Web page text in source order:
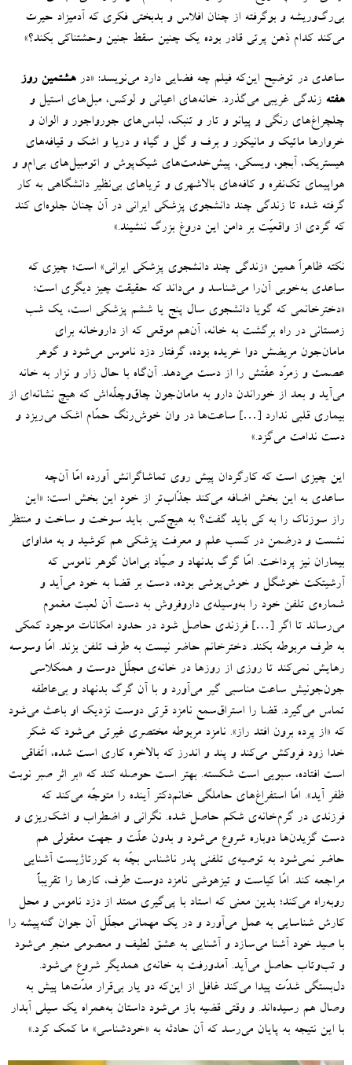
بی‌رگ‌وریشه و بوگرفته از چنان افلاس و بدبختی فکری که آدمیزاد حیرت
می‌کند کدام ذهن پرتی قادر بوده یک چنین سقط جنین وحشتناکی بکند؟»
ساعدی در توضیح این‌که فیلم چه فضایی دارد می‌نویسد: «درهشتمین روز
هفته زندگی غریبی می‌گذرد. خانه‌های اعیانی و لوکس، مبل‌های استیل و
چلچراغ‌های رنگی و پیانو و تار و تنبک، لباس‌های جورواجور و الوان و
خروارها ماتیک و مانیکور و برف و گل و گیاه و دریا و اشک و قیافه‌های
هیستریک، آبجو، ویسکی، پیش‌خدمت‌های شیک‌پوش و اتومبیل‌های بی‌ام‌و و
هواپیمای تک‌نفره و کافه‌های بالاشهری و تریاهای بی‌نظیر دانشگاهی به کار
گرفته شده تا زندگی چند دانشجوی پزشکی ایرانی در آن‌ چنان جلوه‌ای کند
که گردی از واقعیّت بر دامن این دروغ بزرگ ننشیند.»
نکته ظاهراً همین «زندگی چند دانشجوی پزشکی ایرانی» است؛ چیزی که
ساعدی به‌خوبی آن‌را می‌شناسد و می‌داند که حقیقت چیز دیگری است:
«دخترخانمی که گویا دانشجوی سال پنج یا ششم پزشکی است، یک شب
زمستانی در راه برگشت به خانه، آن‌هم موقعی که از داروخانه برای
مامان‌جون مریضش دوا خریده بوده، گرفتار دزد ناموس می‌شود و گوهر
عصمت و زمرّد عفّتش را از دست می‌دهد. آن‌گاه با حال زار و نزار به خانه
می‌آید و بعد از خوراندن دارو به مامان‌جون چاق‌وچلّه‌اش که هیچ نشانه‌ای از
بیماری قلبی ندارد […] ساعت‌ها در وان خوش‌رنگ حمّام اشک می‌ریزد و
دست ندامت می‌گزد.»
این چیزی است که کارگردان پیش روی تماشاگرانش آورده امّا آن‌چه
ساعدی به این بخش اضافه می‌کند جذّاب‌تر از خودِ این بخش است: «این
راز سوزناک را به کی باید گفت؟ به هیچ‌کس. باید سوخت و ساخت و منتظر
نشست و درضمن در کسب علم و معرفت پزشکی هم کوشید و به مداوای
بیماران نیز پرداخت. امّا گرگ بدنهاد و صیّاد بی‌امان گوهر ناموس که
آرشیتکت خوشگل و خوش‌پوشی بوده، دست بر قضا به خود می‌آید و
شماره‌ی تلفن خود را به‌وسیله‌ی داروفروش به دست آن لعبت مغموم
می‌رساند تا اگر […]فرزندی حاصل شود در حدود امکانات موجود کمکی
به طرف مربوطه بکند.دخترخانم حاضر نیست به طرف تلفن بزند. امّا وسوسه
رهایش نمی‌کند تا روزی از روزها در خانه‌ی مجلّل دوست و همکلاسی
جون‌جونیش ساعت مناسبی گیر می‌آورد و با آن گرگ بدنهاد و بی‌عاطفه
تماس می‌گیرد.قضا را استراق‌سمع نامزد قرتی دوست نزدیک او باعث می‌شود
که «از پرده برون افتد راز». نامزد مربوطه مختصری غیرتی می‌شود که شکر
خدا زود فروکش می‌کند و پند و اندرز که بالاخره کاری است شده، اتّفاقی
است افتاده، سبویی است شکسته. بهتر است حوصله کند که «بر اثر صبر نوبت
ظفر آید». امّا استفراغ‌های حاملگی خانم‌دکتر آینده را متوجّه می‌کند که
فرزندی در گرم‌خانه‌ی شکم حاصل شده. نگرانی و اضطراب و اشک‌ریزی و
دست‌ گزیدن‌ها دوباره شروع می‌‌شود و بدون علّت و جهت معقولی هم
حاضر نمی‌شود به توصیه‌ی تلفنی پدر ناشناس بچّه به کورتاژیست آشنایی
مراجعه کند. امّا کیاست و تیزهوشی نامزد دوست طرف، کارها را تقریباً
روبه‌راه می‌کند؛ بدین معنی که استاد با پی‌گیری ممتد از دزد ناموس و محل
کارش شناسایی به عمل می‌آورد و در یک مهمانی مجلّل آن جوان گنه‌پیشه را
با صید خود آشنا می‌‌سازد و آشنایی به عشق لطیف و معصومی منجر می‌شود
و تب‌وتاب حاصل می‌آید. آمد‌ورفت به خانه‌ی همدیگر شروع می‌شود.
دل‌بستگی شدّت پیدا می‌کند غافل از این‌که دو یار بی‌قرار مدّت‌ها پیش به
وصال هم رسیده‌اند.و وقتی قضیه باز می‌شود داستان به‌همراه یک سیلی آبدار
با این نتیجه به پایان می‌رسد که آن حادثه به «خودشناسی» ما کمک کرد.»